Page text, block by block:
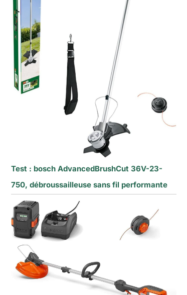
Test : bosch AdvancedBrushCut 36V-23-
750, débroussailleuse sans fil performante